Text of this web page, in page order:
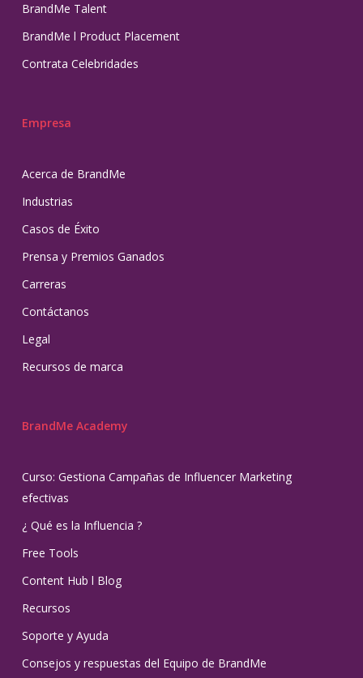
BrandMe Talent
BrandMe l Product Placement
Contrata Celebridades
Empresa
Acerca de BrandMe
Industrias
Casos de Éxito
Prensa y Premios Ganados
Carreras
Contáctanos
Legal
Recursos de marca
BrandMe Academy
Curso: Gestiona Campañas de Influencer Marketing
efectivas
¿ Qué es la Influencia ?
Free Tools
Content Hub l Blog
Recursos
Soporte y Ayuda
Consejos y respuestas del Equipo de BrandMe